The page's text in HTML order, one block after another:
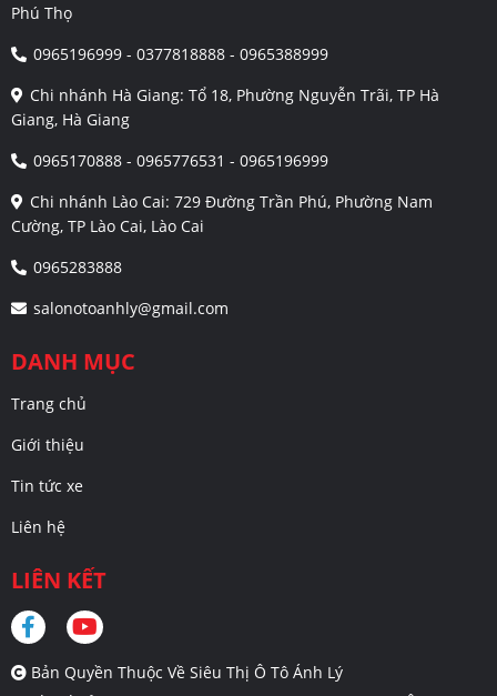
Phú Thọ
0965196999 - 0377818888 - 0965388999
Chi nhánh Hà Giang: Tổ 18, Phường Nguyễn Trãi, TP Hà
Giang, Hà Giang
0965170888 - 0965776531 - 0965196999
Chi nhánh Lào Cai: 729 Đường Trần Phú, Phường Nam
Cường, TP Lào Cai, Lào Cai
0965283888
salonotoanhly@gmail.com
DANH MỤC
Trang chủ
Giới thiệu
Tin tức xe
Liên hệ
LIÊN KẾT
Bản Quyền Thuộc Về Siêu Thị Ô Tô Ánh Lý